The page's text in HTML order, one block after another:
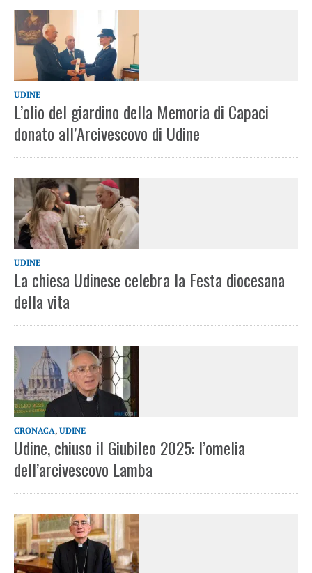
UDINE
L’olio del giardino della Memoria di Capaci
donato all’Arcivescovo di Udine
UDINE
La chiesa Udinese celebra la Festa diocesana
della vita
CRONACA, UDINE
Udine, chiuso il Giubileo 2025: l’omelia
dell’arcivescovo Lamba